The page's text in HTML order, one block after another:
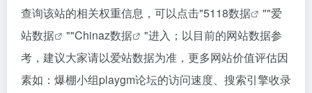
查询该站的相关权重信息，可以点击"5118数据 ""爱
站数据
""Chinaz数据
"进入；以目前的网站数据参
考，建议大家请以爱站数据为准，更多网站价值评估因
素如：爆棚小组playgm论坛的访问速度、搜索引擎收录